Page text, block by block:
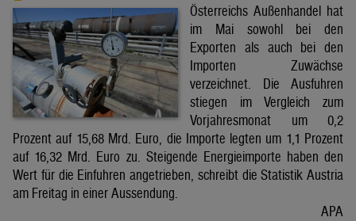
Österreichs Außenhandel hat
im Mai sowohl bei den
Exporten als auch bei den
Importen Zuwächse
verzeichnet. Die Ausfuhren
stiegen im Vergleich zum
Vorjahresmonat um 0,2
Prozent auf 15,68 Mrd. Euro, die Importe legten um 1,1 Prozent
auf 16,32 Mrd. Euro zu. Steigende Energieimporte haben den
Wert für die Einfuhren angetrieben, schreibt die Statistik Austria
am Freitag in einer Aussendung.
APA